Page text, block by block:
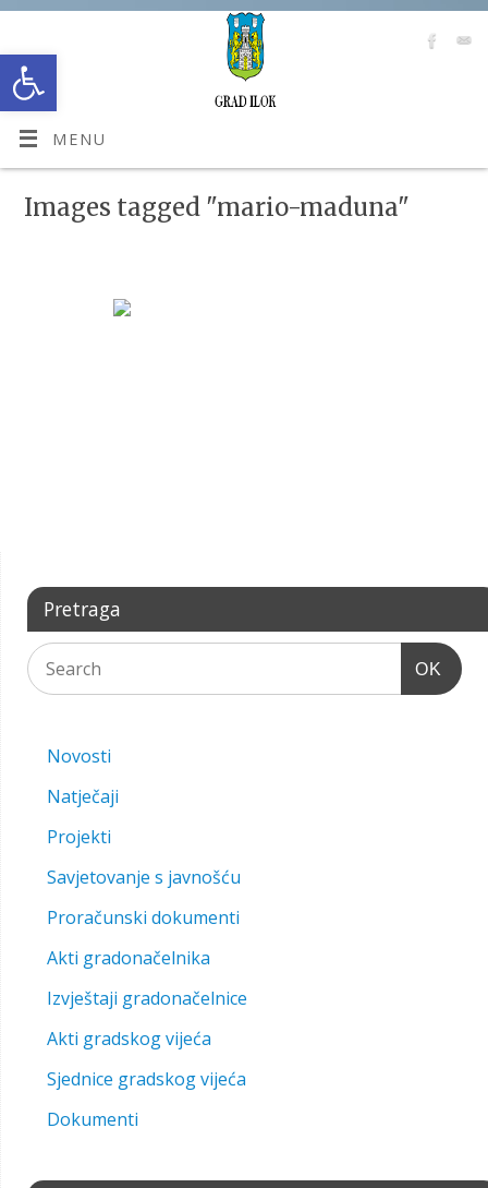
Open toolbar
MENU
Images tagged "mario-maduna"
Pretraga
OK
Novosti
Natječaji
Projekti
Savjetovanje s javnošću
Proračunski dokumenti
Akti gradonačelnika
Izvještaji gradonačelnice
Akti gradskog vijeća
Sjednice gradskog vijeća
Dokumenti